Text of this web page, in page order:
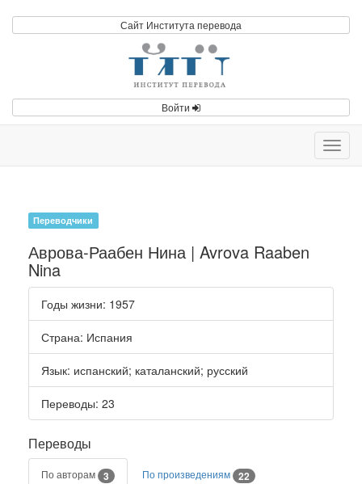
Сайт Института перевода
Войти
Переводчики
Аврова-Раабен Нина | Avrova Raaben
Nina
Годы жизни: 1957
Страна: Испания
Язык: испанский; каталанский; русский
Переводы: 23
Переводы
По авторам 3 По произведениям 22